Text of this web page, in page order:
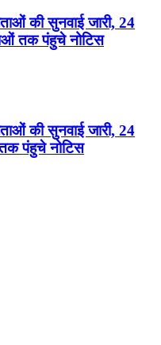
की सुनवाई जारी, 24
तक पंहुचे नोटिस
की सुनवाई जारी, 24
पंहुचे नोटिस